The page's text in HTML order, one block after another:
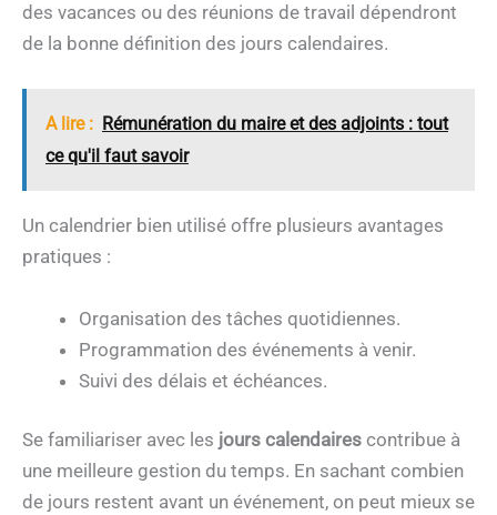
des vacances ou des réunions de travail dépendront
de la bonne définition des jours calendaires.
A lire : Rémunération du maire et des adjoints : tout
ce qu'il faut savoir
Un calendrier bien utilisé offre plusieurs avantages
pratiques :
Organisation des tâches quotidiennes.
Programmation des événements à venir.
Suivi des délais et échéances.
Se familiariser avec les jours calendaires contribue à
une meilleure gestion du temps. En sachant combien
de jours restent avant un événement, on peut mieux se